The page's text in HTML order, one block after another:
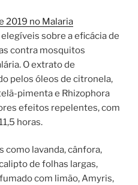
2019 no Malaria
sobre a eficácia de
contra mosquitos
O extrato de
pelos óleos de citronela,
pimenta e Rhizophora
efeitos repelentes, com
horas.
como lavanda, cânfora,
de folhas largas,
com limão, Amyris,